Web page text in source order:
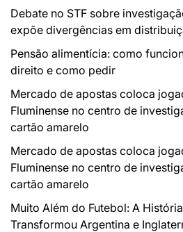
Debate no STF sobre
expõe divergências em
Pensão alimentícia: como
direito e como pedir
Mercado de apostas coloca
Fluminense no centro de
cartão amarelo
Mercado de apostas coloca
Fluminense no centro de
cartão amarelo
Muito Além do Futebol: A
Transformou Argentina e